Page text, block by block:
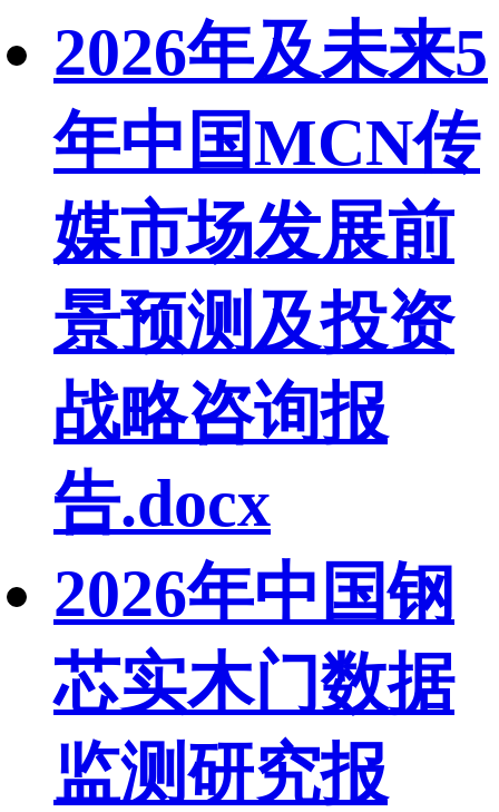
2026年及未来5
年中国MCN传
媒市场发展前
景预测及投资
战略咨询报
告.docx
2026年中国钢
芯实木门数据
监测研究报